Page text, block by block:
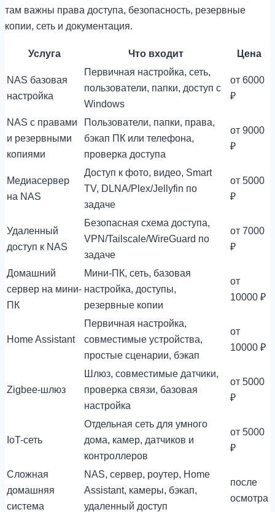
там важны права доступа, безопасность, резервные
копии, сеть и документация.
Услуга Что входит Цена
NAS базовая
настройка
Первичная настройка, сеть,
пользователи, папки, доступ с
Windows
от 6000
₽
NAS с правами
и резервными
копиями
Пользователи, папки, права,
бэкап ПК или телефона,
проверка доступа
от 9000
₽
Медиасервер
на NAS
Доступ к фото, видео, Smart
TV, DLNA/Plex/Jellyfin по
задаче
от 5000
₽
Удаленный
доступ к NAS
Безопасная схема доступа,
VPN/Tailscale/WireGuard по
задаче
от 7000
₽
Домашний
сервер на мини-
ПК
Мини-ПК, сеть, базовая
настройка, доступы,
резервные копии
от
10000 ₽
Home Assistant
Первичная настройка,
совместимые устройства,
простые сценарии, бэкап
от
10000 ₽
Zigbee-шлюз
Шлюз, совместимые датчики,
проверка связи, базовая
настройка
от 5000
₽
IoT-сеть
Отдельная сеть для умного
дома, камер, датчиков и
контроллеров
от 5000
₽
Сложная
домашняя
система
NAS, сервер, роутер, Home
Assistant, камеры, бэкап,
удаленный доступ
после
осмотра